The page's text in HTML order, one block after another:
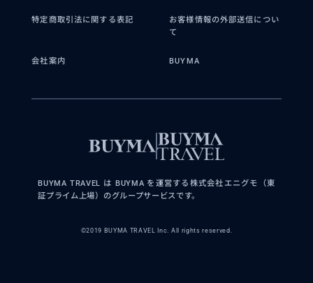
特定商取引法に関する表記
お客様情報の外部送信につい
て
会社案内 BUYMA
BUYMA TRAVEL は BUYMA を運営する株式会社エニグモ（東
証プライム上場）のグループサービスです。
©2019 BUYMA TRAVEL Inc. All rights reserved.